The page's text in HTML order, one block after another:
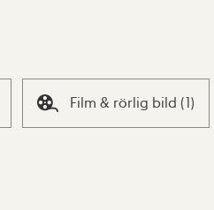
Film & rörlig bild (1)